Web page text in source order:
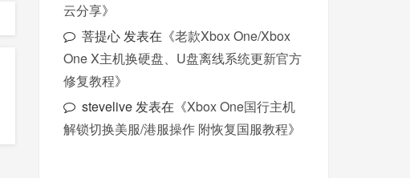
云分享》
菩提心发表在《老款Xbox One/Xbox
One X主机换硬盘、U盘离线系统更新官方
修复教程》
stevelive发表在《Xbox One国行主机
解锁切换美服/港服操作 附恢复国服教程》